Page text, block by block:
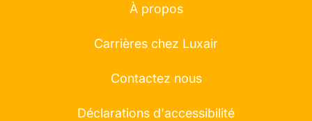
À propos
Carrières chez Luxair
Contactez nous
Déclarations d'accessibilité